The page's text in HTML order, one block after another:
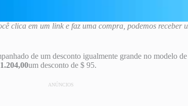
clica em um link e faz uma compra, podemos receber
de um desconto igualmente grande no modelo
um desconto de $ 95.
ANÚNCIOS